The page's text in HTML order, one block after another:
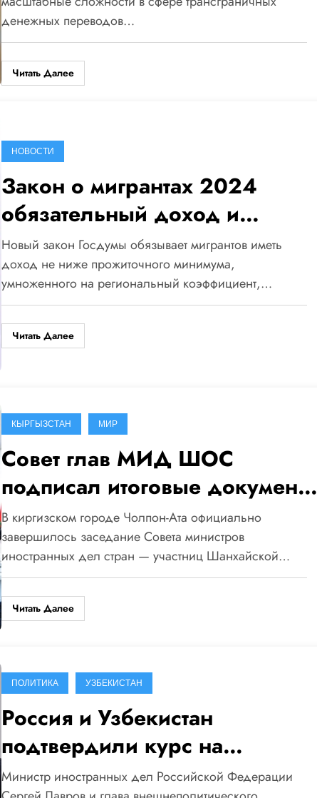
денежных переводов…
Читать Далее
НОВОСТИ
Закон о мигрантах 2024
обязательный доход и
авансовый НДФЛ
Новый закон Госдумы обязывает мигрантов иметь
доход не ниже прожиточного минимума,
умноженного на региональный коэффициент,…
Читать Далее
КЫРГЫЗСТАН МИР
Совет глав МИД ШОС
подписал итоговые документы
перед саммитом в Бишкеке
В киргизском городе Чолпон-Ата официально
завершилось заседание Совета министров
иностранных дел стран — участниц Шанхайской…
Читать Далее
ПОЛИТИКА УЗБЕКИСТАН
Россия и Узбекистан
подтвердили курс на
углубление стратегического
Министр иностранных дел Российской Федерации